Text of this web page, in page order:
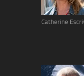
Catherine